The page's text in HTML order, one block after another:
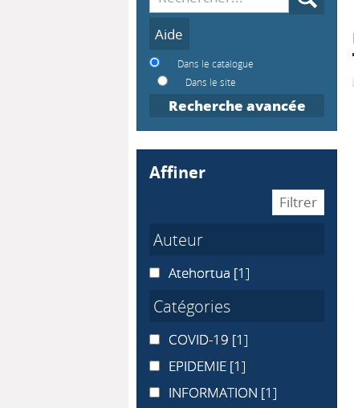
Dans le catalogue
Dans le site
Recherche avancée
affiner
Auteur
Atehortua
Atehortua [1]
Catégories
COVID-19
COVID-19 [1]
EPIDEMIE
EPIDEMIE [1]
INFORMATION
INFORMATION [1]